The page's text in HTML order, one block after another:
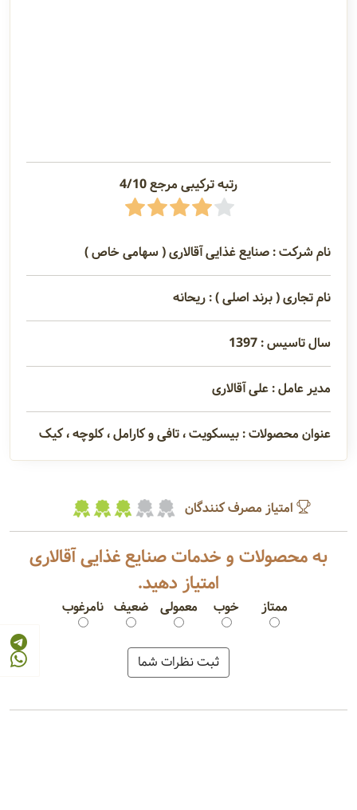
رتبه ترکیبی مرجع 4/10
نام شرکت : صنایع غذایی آقالاری ( سهامی خاص )
نام تجاری ( برند اصلی ) : ریحانه
سال تاسیس : 1397
مدیر عامل : علی آقالاری
عنوان محصولات : بیسکویت ، تافی و کارامل ، کلوچه ، کیک
امتیاز مصرف کنندگان
به محصولات و خدمات صنایع غذایی آقالاری
امتیاز دهید.
نامرغوب ضعیف معمولی خوب ممتاز